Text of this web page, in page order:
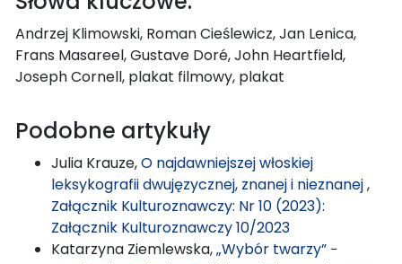
Andrzej Klimowski, Roman Cieślewicz, Jan Lenica,
Frans Masareel, Gustave Doré, John Heartfield,
Joseph Cornell, plakat filmowy, plakat
Podobne artykuły
Julia Krauze,O najdawniejszej włoskiej
leksykografii dwujęzycznej, znanej i nieznanej,
Załącznik Kulturoznawczy: Nr 10 (2023):
Załącznik Kulturoznawczy 10/2023
Katarzyna Ziemlewska,„Wybór twarzy” −